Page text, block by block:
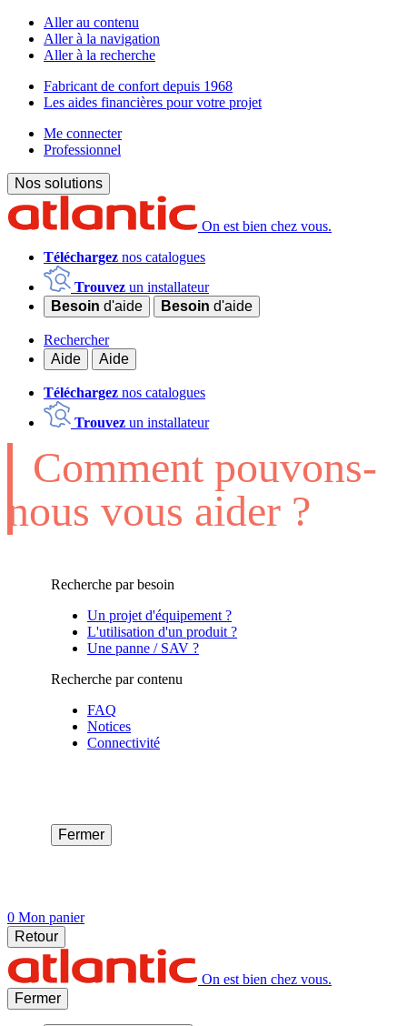
Aller au contenu
Aller à la navigation
Aller à la recherche
Fabricant de confort depuis 1968
Les aides financières pour votre projet
Me connecter
Professionnel
Nos solutions
On est bien chez vous.
Téléchargez nos catalogues
Trouvez un installateur
Besoin d'aide Besoin d'aide
Rechercher
Aide
Aide
Téléchargez nos catalogues
Trouvez un installateur
Comment pouvons-
nous vous aider ?
Recherche par besoin
Un projet d'équipement ?
L'utilisation d'un produit ?
Une panne / SAV ?
Recherche par contenu
FAQ
Notices
Connectivité
Fermer
0 Mon panier
Retour
On est bien chez vous.
Fermer